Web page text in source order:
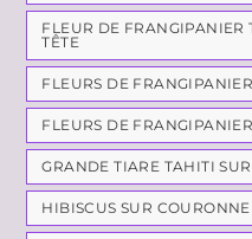
FLEUR DE FRANGIPANIER
TÊTE
FLEURS DE
FLEURS DE
GRANDE TIARE TAHITI
HIBISCUS SUR